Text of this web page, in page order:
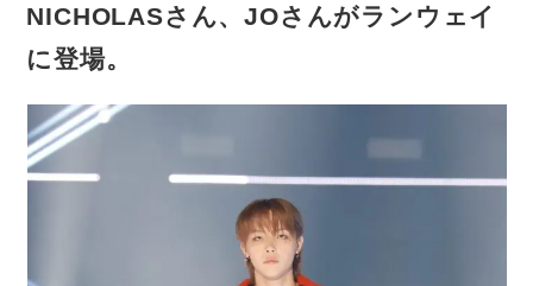
NICHOLASさん、JOさんがランウェイ
に登場。